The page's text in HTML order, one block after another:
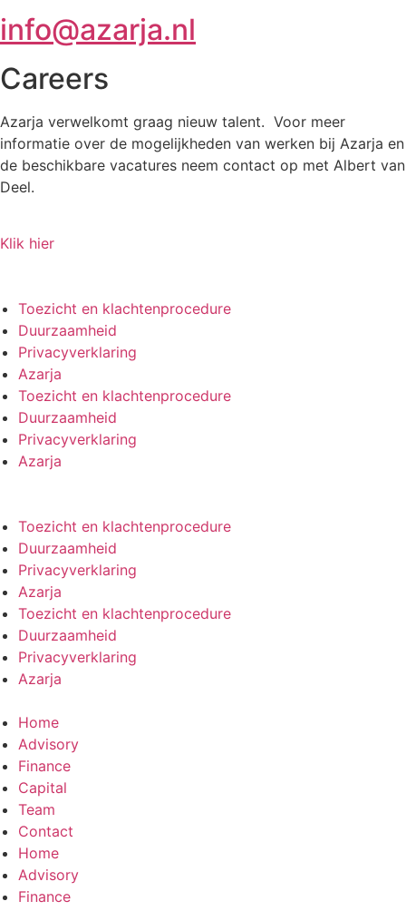
info@azarja.nl
Careers
Azarja verwelkomt graag nieuw talent. Voor meer
informatie over de mogelijkheden van werken bij Azarja en
de beschikbare vacatures neem contact op met Albert van
Deel.
Klik hier
Toezicht en klachtenprocedure
Duurzaamheid
Privacyverklaring
Azarja
Toezicht en klachtenprocedure
Duurzaamheid
Privacyverklaring
Azarja
Toezicht en klachtenprocedure
Duurzaamheid
Privacyverklaring
Azarja
Toezicht en klachtenprocedure
Duurzaamheid
Privacyverklaring
Azarja
Home
Advisory
Finance
Capital
Team
Contact
Home
Advisory
Finance